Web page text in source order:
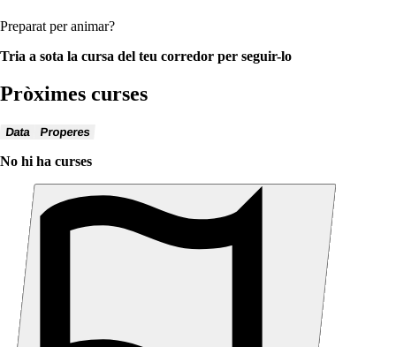
Preparat per animar?
Tria a sota la cursa del teu corredor per seguir-lo
Pròximes curses
Data Properes
No hi ha curses